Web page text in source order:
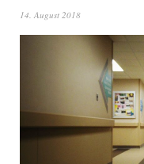
14. August 2018